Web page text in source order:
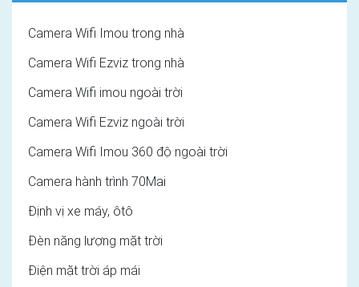
Camera Wifi Imou trong nhà
Camera Wifi Ezviz trong nhà
Camera Wifi imou ngoài trời
Camera Wifi Ezviz ngoài trời
Camera Wifi Imou 360 độ ngoài trời
Camera hành trình 70Mai
Định vị xe máy, ôtô
Đèn năng lượng mặt trời
Điện mặt trời áp mái